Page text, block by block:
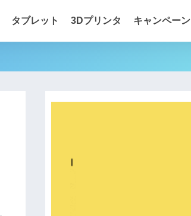
タブレット 3Dプリンタ キャンペーン